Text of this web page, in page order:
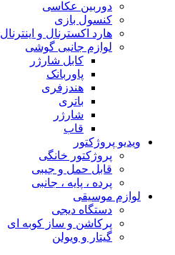
دوربین عکاسی
کنسول بازی
هارد اکسترنال و اینترنال
لوازم جانبی گوشی
کابل شارژر
پاوربانک
هندزفری
باتری
شارژر
قاب
ویدیو پروژکتور
پروژکتور خانگی
قابل حمل و جیبی
پرده ، پایه ، جانبی
لوازم موسیقی
دستگاه دیجى
پرکاشن و ساز کوبه ای
گیتار و ویولن